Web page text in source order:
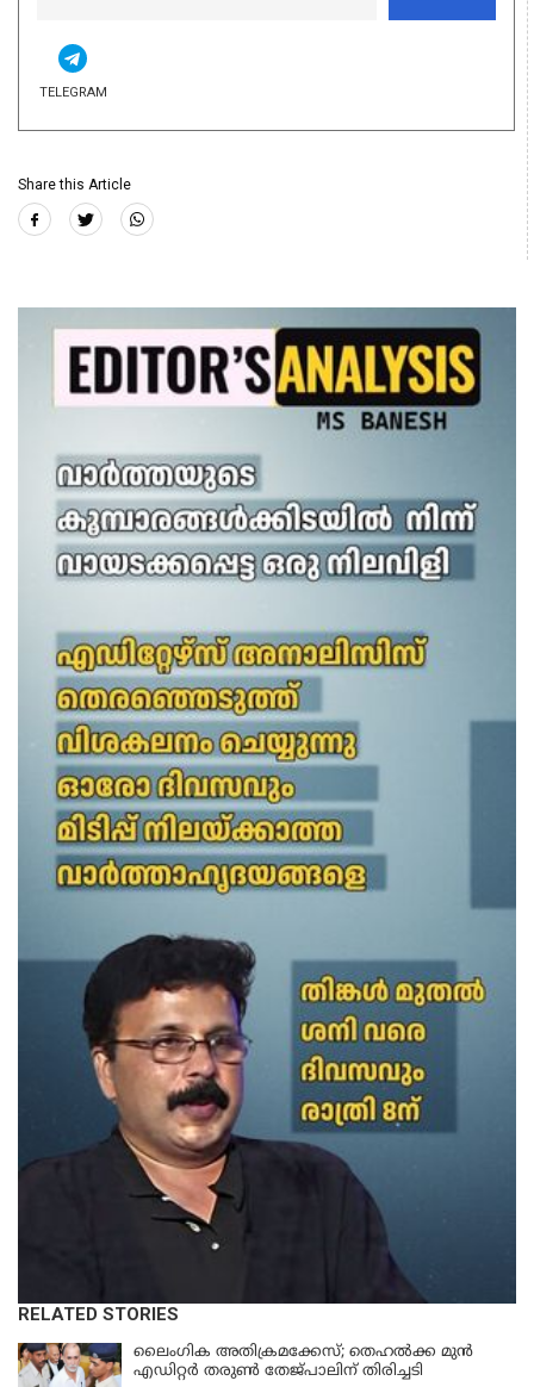
TELEGRAM
Share this Article
RELATED STORIES
ലൈംഗിക അതിക്രമക്കേസ്; തെഹല്‍ക്ക മുന്‍
എഡിറ്റര്‍ തരുൺ തേജ്പാലിന് തിരിച്ചടി